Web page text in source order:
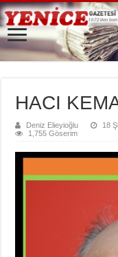
HACI
Deniz Elieyioğlu 18
1,755 Göserim